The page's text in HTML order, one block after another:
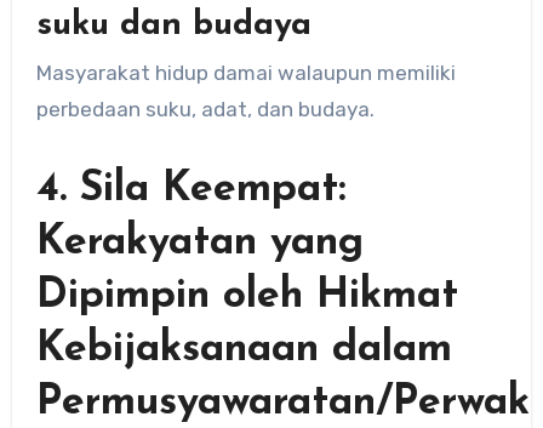
suku dan budaya
Masyarakat hidup damai walaupun memiliki
perbedaan suku, adat, dan budaya.
4. Sila Keempat:
Kerakyatan yang
Dipimpin oleh Hikmat
Kebijaksanaan dalam
Permusyawaratan/